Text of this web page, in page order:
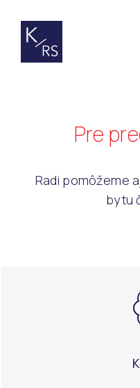
Pre
Radi pomôžeme
bytu